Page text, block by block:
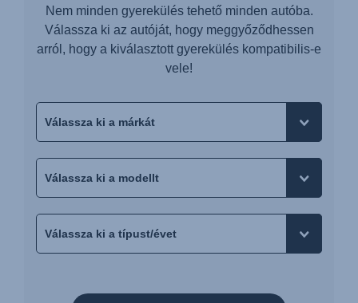
Nem minden gyerekülés tehető minden autóba.
Válassza ki az autóját, hogy meggyőződhessen
arról, hogy a kiválasztott gyerekülés kompatibilis-e
vele!